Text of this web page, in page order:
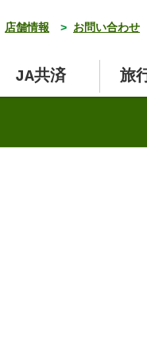
店舗情報 > お問い合わせ
JA共済 旅